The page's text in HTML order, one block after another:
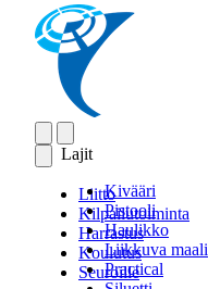
Lajit
Kivääri
Pistooli
Haulikko
Liikkuva maali
Practical
Liitto
Kilpailutoiminta
Harrastus
Koulutus
Seuroille